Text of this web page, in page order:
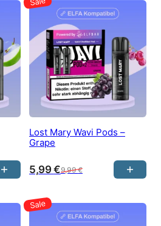
Lost Mary Wavi Pods –
Grape
9,99€
5,99€